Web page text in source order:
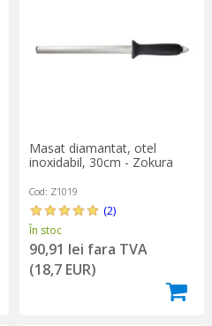
Masat diamantat, otel
inoxidabil, 30cm - Zokura
Cod: Z1019
(2)
În stoc
90,91 lei fara TVA
(18,7 EUR)